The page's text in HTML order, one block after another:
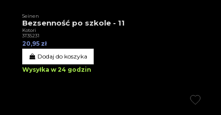
Seinen
Bezsenność po szkole - 11
Kotori
3T35231
20,95 zł
Dodaj do koszyka
Wysyłka w 24 godzin